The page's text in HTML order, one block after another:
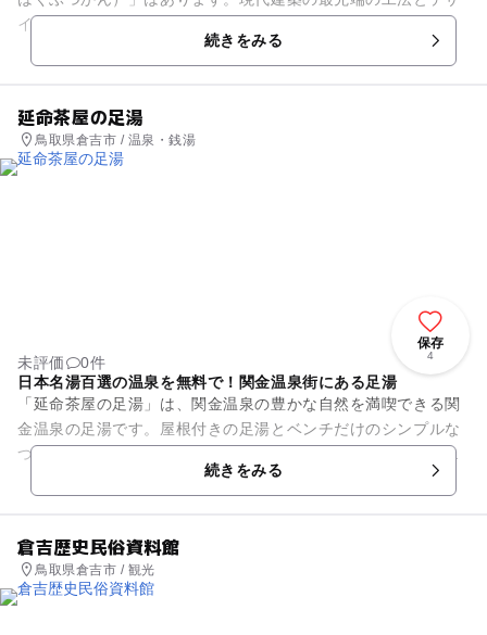
インで建築された2館はデッキでつなげています。「歴史民俗
資料館」には倉吉市周辺の遺...続きをみる
延命茶屋の足湯
鳥取県倉吉市 / 温泉・銭湯
保存
4
未評価
0件
日本名湯百選の温泉を無料で！関金温泉街にある足湯
「延命茶屋の足湯」は、関金温泉の豊かな自然を満喫できる関
金温泉の足湯です。屋根付きの足湯とベンチだけのシンプルな
つくりですが、昔の旅人に思いをはせることができる癒しのス
ポットです。国民保養温泉地...続きをみる
倉吉歴史民俗資料館
鳥取県倉吉市 / 観光